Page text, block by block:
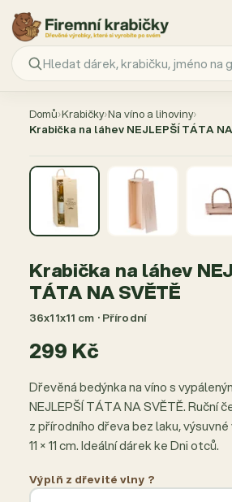
obsah
Domů›Krabičky›Na víno a lihoviny›
Krabička na láhev NEJLEPŠÍ TÁTA
Krabička na láhev
TÁTA NA SVĚTĚ
36x11x11 cm · Přírodní
299 Kč
Dřevěná bedýnka na víno s
NEJLEPŠÍ TÁTA NA SVĚTĚ. Ruční
z přírodního dřeva bez laku,
11 × 11 cm. Ideální dárek ke Dni otců.
Výplň z dřevité vlny ?